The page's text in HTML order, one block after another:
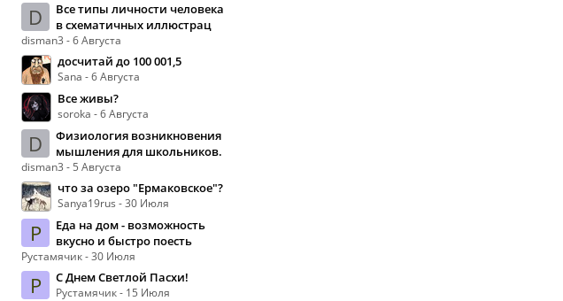
D
Все типы личности человека
в схематичных иллюстрац
disman3 - 6 Августа
досчитай до 100 001,5
Sana - 6 Августа
Все живы?
soroka - 6 Августа
D
Физиология возникновения
мышления для школьников.
disman3 - 5 Августа
что за озеро "Ермаковское"?
Sanya19rus - 30 Июля
Р
Еда на дом - возможность
вкусно и быстро поесть
Рустамячик - 30 Июля
Р С Днем Светлой Пасхи!
Рустамячик - 15 Июля